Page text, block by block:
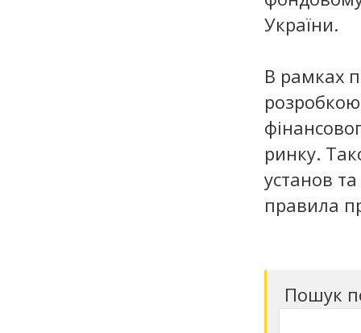
України.
В рамках
ринку.
установ
правила
Пошук